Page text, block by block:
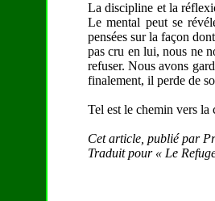
La discipline et la
Le mental peut se
pensées sur la façon
pas cru en lui, nous ne
refuser. Nous avons
finalement, il perde de
Tel est le chemin vers
Cet article, publié par
Traduit pour « Le